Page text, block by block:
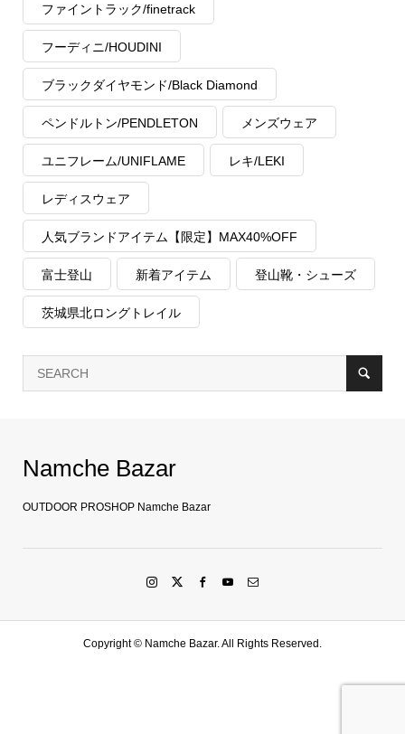
ファイントラック/finetrack
フーディニ/HOUDINI
ブラックダイヤモンド/Black Diamond
ペンドルトン/PENDLETON メンズウェア
ユニフレーム/UNIFLAME レキ/LEKI
レディスウェア
人気ブランドアイテム【限定】MAX40%OFF
富士登山 新着アイテム 登山靴・シューズ
茨城県北ロングトレイル
Namche Bazar
OUTDOOR PROSHOP Namche Bazar
Copyright © Namche Bazar. All Rights Reserved.